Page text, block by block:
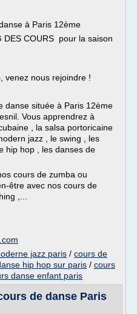
à Paris 12ème
COURS pour la saison
venez nous rejoindre !
danse située à Paris 12ème
Vous apprendrez à
, la salsa portoricaine
jazz , le swing , les
hip hop , les danses de
cours de zumba ou
être avec nos cours de
,...
jazz paris / cours de
hip hop sur paris / cours
danse enfant paris
de danse Paris